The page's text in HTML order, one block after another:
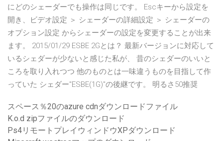
にどのシェーダーでも操作は同じです。 Escキーから設定を
開き、ビデオ設定 ＞ シェーダーの詳細設定 ＞ シェーダーの
オプション設定 からシェーダーの設定を変更することが出来
ます。 2015/01/29 ESBE 2Gとは？ 最新バージョンに対応して
いるシェダーが少ないと感じた私が、 昔のシェダーのいいと
ころを取り入れつつ 他のものとは一味違うものを目指して作
っていた シェダー"ESBE(1G)"の後継です。 明るさ50推奨
スペース％20のazure cdnダウンロードファイル
K.o.d zipファイルのダウンロード
Ps4リモートプレイウィンドウXPダウンロード